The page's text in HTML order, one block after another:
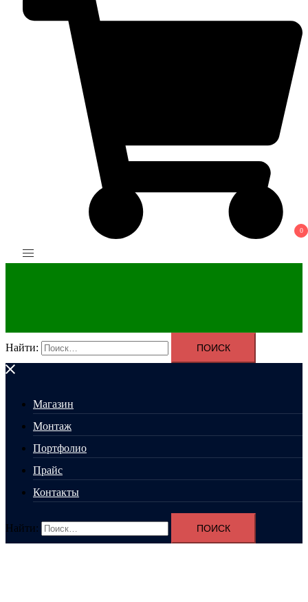
0
Найти:
Магазин
Монтаж
Портфолио
Прайс
Контакты
Найти: